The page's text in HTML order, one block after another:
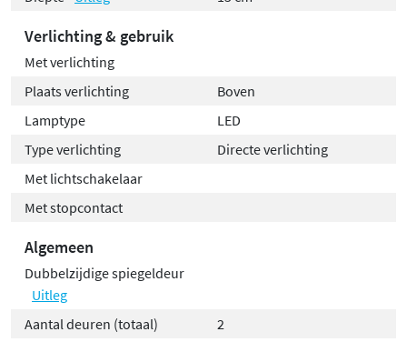
Verlichting & gebruik
Met verlichting
Plaats verlichting
Boven
Lamptype
LED
Type verlichting
Directe verlichting
Met lichtschakelaar
Met stopcontact
Algemeen
Dubbelzijdige spiegeldeur
Uitleg
Aantal deuren (totaal)
2